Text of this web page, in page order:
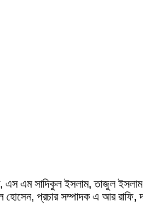
এস এম সাদিকুল ইসলাম, তাজুল
হোসেন, প্রচার সম্পাদক এ আর রাফি,